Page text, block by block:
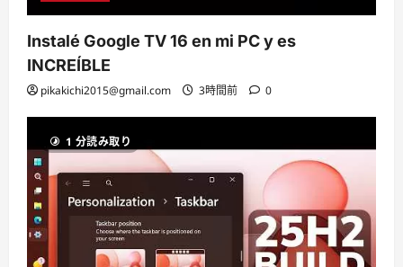
Instalé Google TV 16 en mi PC y es
INCREÍBLE
pikakichi2015@gmail.com 3時間前 0
1 分読み取り